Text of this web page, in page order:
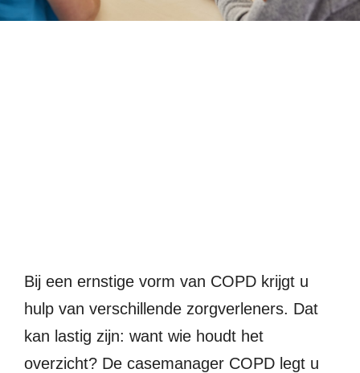
Introductie
Bij een ernstige vorm van COPD krijgt u
hulp van verschillende zorgverleners. Dat
kan lastig zijn: want wie houdt het
overzicht? De casemanager COPD legt u